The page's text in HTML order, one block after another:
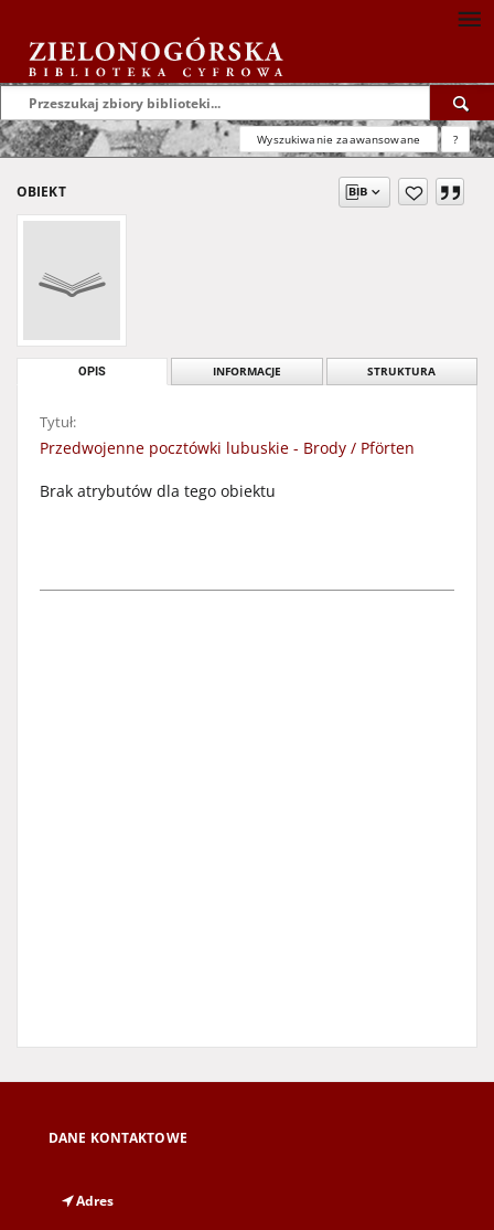
Wyszukiwanie zaawansowane ?
OBIEKT
OPIS INFORMACJE STRUKTURA
Tytuł:
Przedwojenne pocztówki lubuskie - Brody / Pförten
Brak atrybutów dla tego obiektu
DANE KONTAKTOWE
Adres